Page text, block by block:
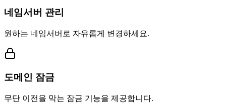
네임서버 관리
원하는 네임서버로 자유롭게 변경하세요.
도메인 잠금
무단 이전을 막는 잠금 기능을 제공합니다.